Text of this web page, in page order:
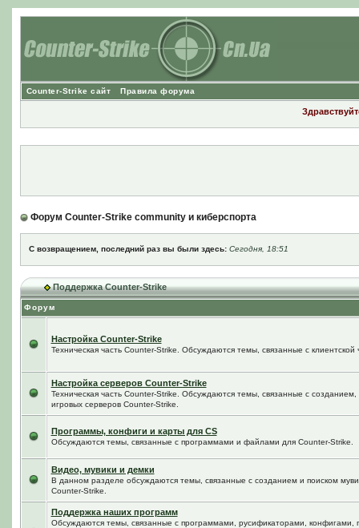
Counter-Strike сайт Правила форума
Форум Counter-Strike community и киберспорта
С возвращением, последний раз вы были здесь: Сегодня, 18:51
Поддержка Counter-Strike
Форум
Настройка Counter-Strike
Техническая часть Counter-Strike. Обсуждаются темы, связанные с клиентской
Настройка серверов Counter-Strike
Техническая часть Counter-Strike. Обсуждаются темы, связанные с
игровых серверов Counter-Strike.
Программы, конфиги и карты для CS
Обсуждаются темы, связанные с программами и файлами для Counter-Strike.
Видео, мувики и демки
В данном разделе обсуждаются темы, связанные с созданием и поиском
Counter-Strike.
Поддержка наших программ
Обсуждаются темы, связанные с программами, русификаторами, конфигами,